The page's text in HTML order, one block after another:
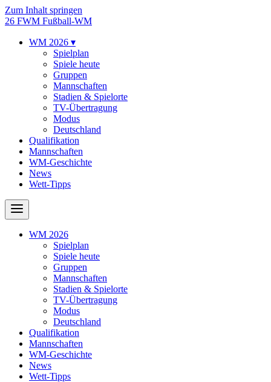
Zum Inhalt springen
26 FWM Fußball-WM
WM 2026 ▾
Spielplan
Spiele heute
Gruppen
Mannschaften
Stadien & Spielorte
TV-Übertragung
Modus
Deutschland
Qualifikation
Mannschaften
WM-Geschichte
News
Wett-Tipps
WM 2026
Spielplan
Spiele heute
Gruppen
Mannschaften
Stadien & Spielorte
TV-Übertragung
Modus
Deutschland
Qualifikation
Mannschaften
WM-Geschichte
News
Wett-Tipps